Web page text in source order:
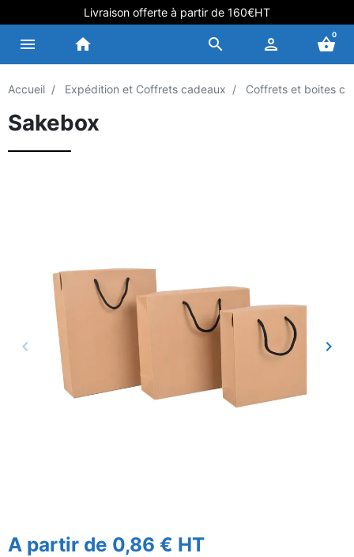
Livraison offerte à partir de 160€HT
menu home search person shopping_basket
0
Accueil Expédition et Coffrets cadeaux Coffrets et boites
Sakebox
Précédent
keyboard_arrow_left keyboard_arrow_right
A partir de 0,86 € HT